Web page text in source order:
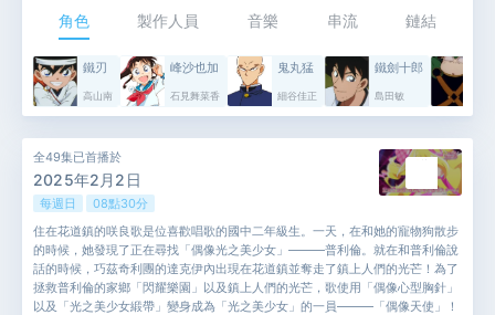
角色 製作人員 音樂 串流 鏈結
鐵刃
高山南
峰沙也加
石見舞菜香
鬼丸猛
細谷佳正
鐵劍十郎
島田敏
全49集已首播於
2025年2月2日
每週日
08點30分
住在花道鎮的咲良歌是位喜歡唱歌的國中二年級生。一天，在和她的寵物狗散步
的時候，她發現了正在尋找「偶像光之美少女」———普利倫。就在和普利倫說
話的時候，巧茲奇利團的達克伊內出現在花道鎮並奪走了鎮上人們的光芒！為了
拯救普利倫的家鄉「閃耀樂園」以及鎮上人們的光芒，歌使用「偶像心型胸針」
以及「光之美少女緞帶」變身成為「光之美少女」的一員———「偶像天使」！